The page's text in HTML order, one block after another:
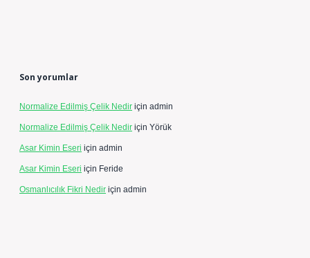
Son yorumlar
Normalize Edilmiş Çelik Nedir için admin
Normalize Edilmiş Çelik Nedir için Yörük
Asar Kimin Eseri için admin
Asar Kimin Eseri için Feride
Osmanlıcılık Fikri Nedir için admin